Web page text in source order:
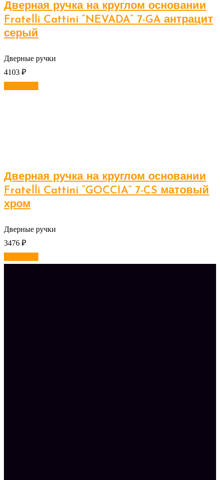
Дверная ручка на круглом основании
Fratelli Cattini “NEVADA” 7-GA антрацит
серый
Дверные ручки
4103 ₽
Дверная ручка на круглом основании
Fratelli Cattini “GOCCIA” 7-CS матовый
хром
Дверные ручки
3476 ₽